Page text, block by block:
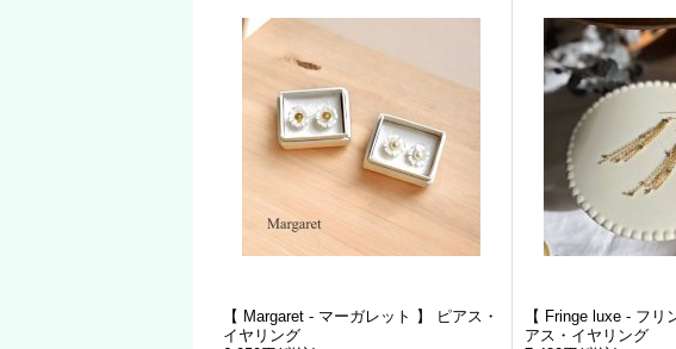
【 Margaret - マーガレット 】 ピアス・
イヤリング
【 Fringe luxe - フ
アス・イヤリング